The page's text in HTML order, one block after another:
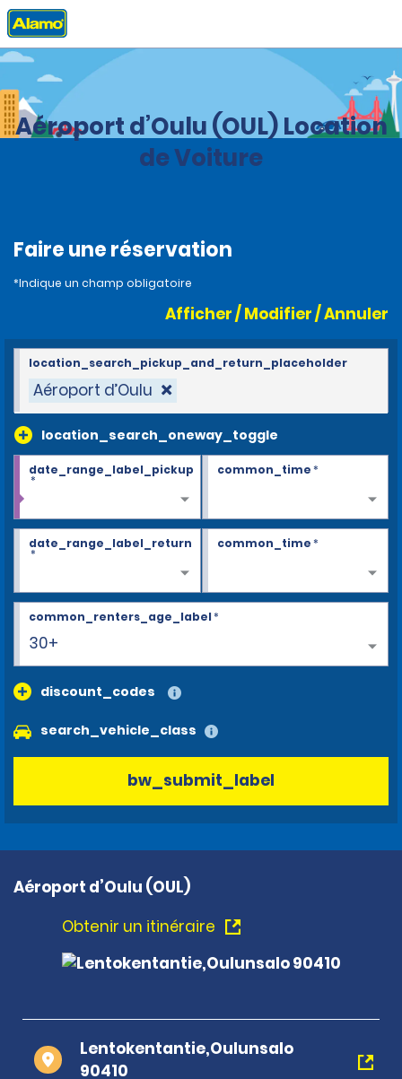
Accueil Agences
Aéroport d’Oulu (OUL) Location
de Voiture
Faire une réservation
*Indique un champ obligatoire
Afficher / Modifier / Annuler
Aéroport d’Oulu
location_search_oneway_toggle
location_search_pickup_and_return_placeholder
date_range_label_pickup
*
common_time*
date_range_label_return
*
common_time*
30+
common_renters_age_label*
discount_codes
search_vehicle_class
bw_submit_label
Aéroport d’Oulu (OUL)
Obtenir un itinéraire
Lentokentantie,Oulunsalo
90410